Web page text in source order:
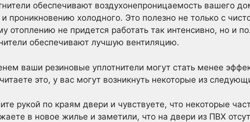
обеспечивают воздухонепроницаемость вашего
и проникновению холодного. Это полезно не только с
отоплению не придется работать так интенсивно, но и
обеспечивают лучшую вентиляцию.
ваши резиновые уплотнители могут стать менее
это, у вас могут возникнуть некоторые из
рукой по краям двери и чувствуете, что некоторые
в новое жилье и заметили, что на двери из ПВХ